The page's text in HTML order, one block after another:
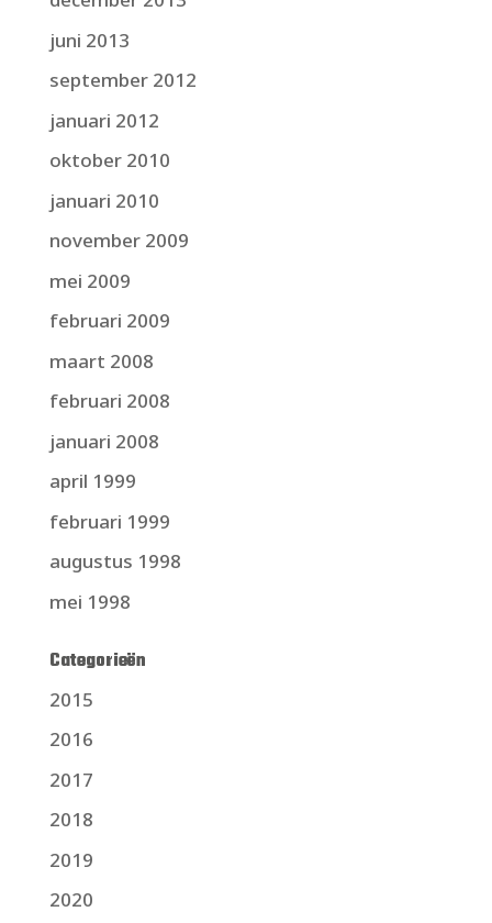
juni 2013
september 2012
januari 2012
oktober 2010
januari 2010
november 2009
mei 2009
februari 2009
maart 2008
februari 2008
januari 2008
april 1999
februari 1999
augustus 1998
mei 1998
Categorieën
2015
2016
2017
2018
2019
2020